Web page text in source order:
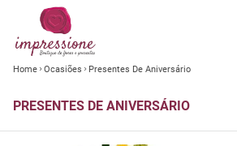
Home Ocasiões Presentes De Aniversário
PRESENTES DE ANIVERSÁRIO